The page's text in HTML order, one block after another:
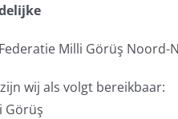
Milli Görüş Noord-
wij als volgt bereikbaar:
Görüş